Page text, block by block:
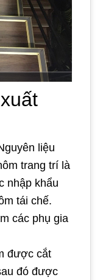
liệu
trang trí là
nhập khẩu
tái chế.
các phụ gia
được cắt
đó được